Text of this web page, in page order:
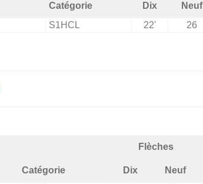
Catégorie Dix Neuf
S1HCL 22' 26
Flèches
Catégorie Dix Neuf